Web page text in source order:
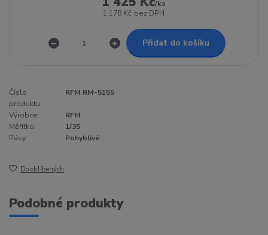
/ks
1 178 Kč bez DPH
Přidat do košíku
Číslo
produktu:
RFM RM-5155
Výrobce:
RFM
Měřítko:
1/35
Pásy:
Pohyblivé
Do oblíbených
Podobné produkty